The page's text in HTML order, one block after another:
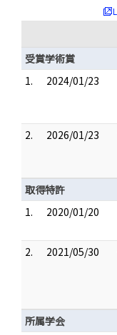
受賞学術賞
1.
2024/01/23
2.
2026/01/23
取得特許
1.
2020/01/20
2.
2021/05/30
所属学会